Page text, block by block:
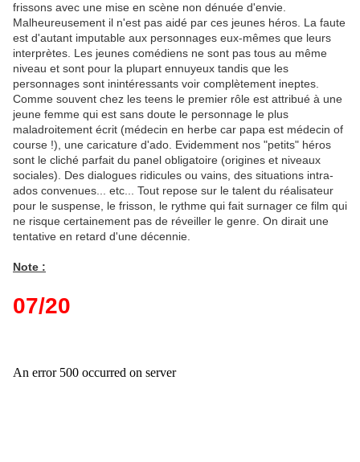
frissons avec une mise en scène non dénuée d'envie.
Malheureusement il n'est pas aidé par ces jeunes héros. La faute
est d'autant imputable aux personnages eux-mêmes que leurs
interprètes. Les jeunes comédiens ne sont pas tous au même
niveau et sont pour la plupart ennuyeux tandis que les
personnages sont inintéressants voir complètement ineptes.
Comme souvent chez les teens le premier rôle est attribué à une
jeune femme qui est sans doute le personnage le plus
maladroitement écrit (médecin en herbe car papa est médecin of
course !), une caricature d'ado. Evidemment nos "petits" héros
sont le cliché parfait du panel obligatoire (origines et niveaux
sociales). Des dialogues ridicules ou vains, des situations intra-
ados convenues... etc... Tout repose sur le talent du réalisateur
pour le suspense, le frisson, le rythme qui fait surnager ce film qui
ne risque certainement pas de réveiller le genre. On dirait une
tentative en retard d'une décennie.
Note :
07/20